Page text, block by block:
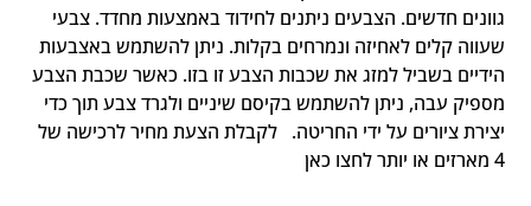
גוונים חדשים. הצבעים ניתנים לחידוד באמצעות מחדד. צבעי
שעווה קלים לאחיזה ונמרחים בקלות. ניתן להשתמש באצבעות
הידיים בשביל למזג את שכבות הצבע זו בזו. כאשר שכבת הצבע
מספיק עבה, ניתן להשתמש בקיסם שיניים ולגרד צבע תוך כדי
יצירת ציורים על ידי החריטה.   לקבלת הצעת מחיר לרכישה של
4 מארזים או יותר לחצו כאן